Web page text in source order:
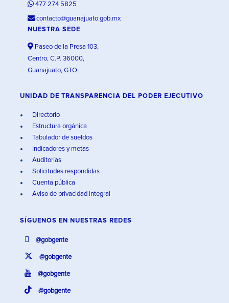
477 274 5825
contacto@guanajuato.gob.mx
NUESTRA SEDE
Paseo de la Presa 103,
Centro, C.P. 36000,
Guanajuato, GTO.
UNIDAD DE TRANSPARENCIA DEL PODER EJECUTIVO
Directorio
Estructura orgánica
Tabulador de sueldos
Indicadores y metas
Auditorías
Solicitudes respondidas
Cuenta pública
Aviso de privacidad integral
SÍGUENOS EN NUESTRAS REDES
@gobgente
@gobgente
@gobgente
@gobgente